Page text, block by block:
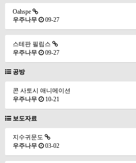
Oahspe
우주나무
09-27
스테판 필립스
우주나무
09-27
공방
콘 사토시 애니메이션
우주나무
10-21
보도자료
지수귀문도
우주나무
03-02